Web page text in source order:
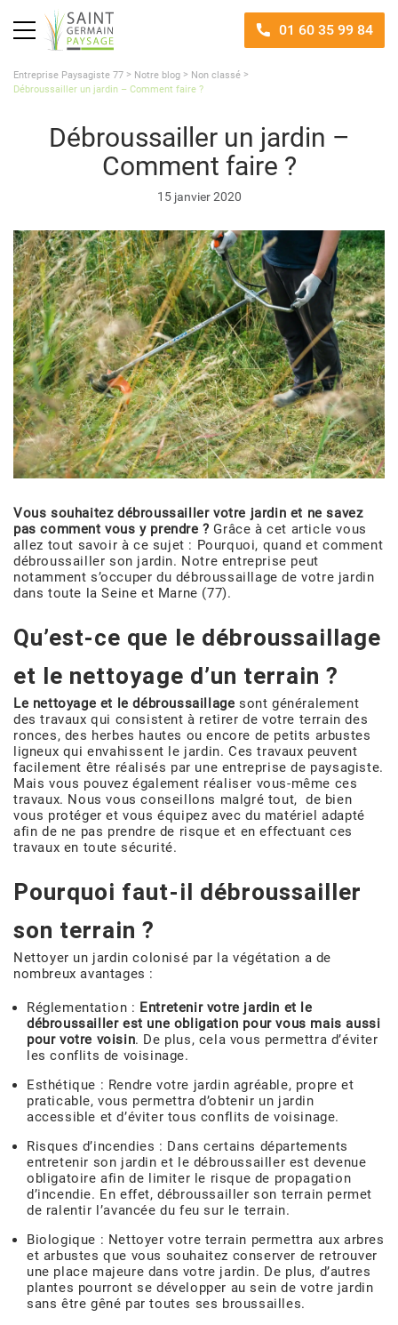
01 60 35 99 84
Entreprise Paysagiste 77 > Notre blog > Non classé >
Débroussailler un jardin – Comment faire ?
Débroussailler un jardin –
Comment faire ?
15 janvier 2020
Vous souhaitez débroussailler votre jardin et ne savez
pas comment vous y prendre ? Grâce à cet article vous
allez tout savoir à ce sujet : Pourquoi, quand et comment
débroussailler son jardin. Notre entreprise peut
notamment s’occuper du débroussaillage de votre jardin
dans toute la Seine et Marne (77).
Qu’est-ce que le débroussaillage
et le nettoyage d’un terrain ?
Le nettoyage et le débroussaillage sont généralement
des travaux qui consistent à retirer de votre terrain des
ronces, des herbes hautes ou encore de petits arbustes
ligneux qui envahissent le jardin. Ces travaux peuvent
facilement être réalisés par une entreprise de paysagiste.
Mais vous pouvez également réaliser vous-même ces
travaux. Nous vous conseillons malgré tout, de bien
vous protéger et vous équipez avec du matériel adapté
afin de ne pas prendre de risque et en effectuant ces
travaux en toute sécurité.
Pourquoi faut-il débroussailler
son terrain ?
Nettoyer un jardin colonisé par la végétation a de
nombreux avantages :
Réglementation : Entretenir votre jardin et le
débroussailler est une obligation pour vous mais aussi
pour votre voisin. De plus, cela vous permettra d’éviter
les conflits de voisinage.
Esthétique : Rendre votre jardin agréable, propre et
praticable, vous permettra d’obtenir un jardin
accessible et d’éviter tous conflits de voisinage.
Risques d’incendies : Dans certains départements
entretenir son jardin et le débroussailler est devenue
obligatoire afin de limiter le risque de propagation
d’incendie. En effet, débroussailler son terrain permet
de ralentir l’avancée du feu sur le terrain.
Biologique : Nettoyer votre terrain permettra aux arbres
et arbustes que vous souhaitez conserver de retrouver
une place majeure dans votre jardin. De plus, d’autres
plantes pourront se développer au sein de votre jardin
sans être gêné par toutes ses broussailles.